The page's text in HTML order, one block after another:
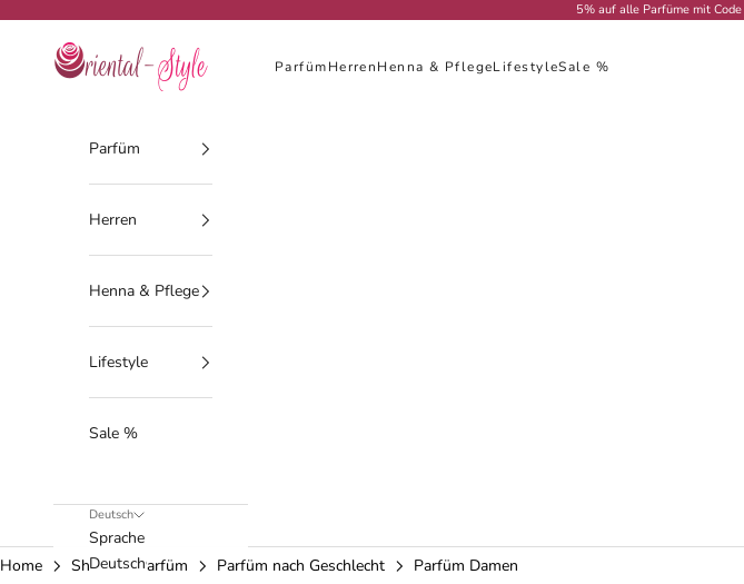
5% auf alle Parfüme mit Code
Oriental-Style
ParfümHerrenHenna & PflegeLifestyleSale %
Parfüm
Herren
Henna & Pflege
Lifestyle
Sale %
Deutsch
Sprache
Deutsch
Home Shop Parfüm Parfüm nach Geschlecht
Parfüm Damen